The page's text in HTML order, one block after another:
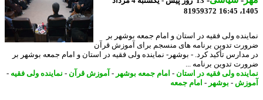
81959372
ولی فقیه در استان و امام جمعه بوشهر بر
تدوین برنامه های منسجم برای آموزش قرآن
تأکید کرد. - بوشهر- نماینده ولی فقیه در استان و امام جمعه بوشهر بر
تدوین برنامه ...
ولی فقیه در استان-امام جمعه بوشهر-آموزش قرآن- نماینده ولی فقیه -
-بوشهر-امام جمعه